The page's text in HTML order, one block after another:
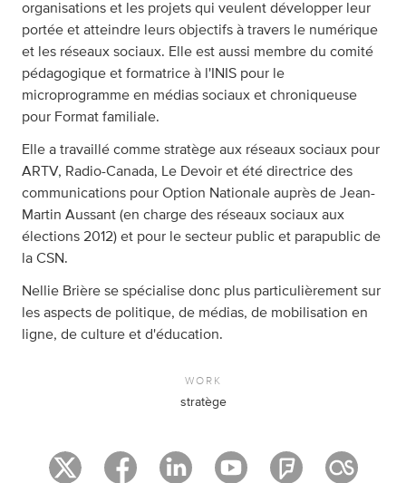
organisations et les projets qui veulent développer leur
portée et atteindre leurs objectifs à travers le numérique
et les réseaux sociaux. Elle est aussi membre du comité
pédagogique et formatrice à l'INIS pour le
microprogramme en médias sociaux et chroniqueuse
pour Format familiale.
Elle a travaillé comme stratège aux réseaux sociaux pour
ARTV, Radio-Canada, Le Devoir et été directrice des
communications pour Option Nationale auprès de Jean-
Martin Aussant (en charge des réseaux sociaux aux
élections 2012) et pour le secteur public et parapublic de
la CSN.
Nellie Brière se spécialise donc plus particulièrement sur
les aspects de politique, de médias, de mobilisation en
ligne, de culture et d'éducation.
WORK
stratège